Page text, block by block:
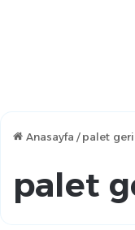
Anasayfa / palet
palet